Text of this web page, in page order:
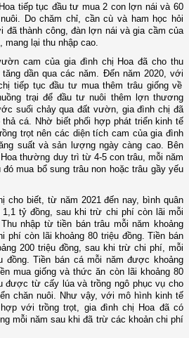
tiếp tục đầu tư mua 2 con lợn nái và 60
Do chăm chỉ, cần cù và ham học hỏi
đã thành công, đàn lợn nái và gia cầm của
, mang lại thu nhập cao.
cam của gia đình chị Hoa đã cho thu
dần qua các năm. Đến năm 2020, với
tiếp tục đầu tư mua thêm trâu giống về
trại để đầu tư nuôi thêm lợn thương
suối chảy qua đất vườn, gia đình chị đã
thả cá. Nhờ biết phối hợp phát triển kinh tế
trọt nên các diện tích cam của gia đình
suất và sản lượng ngày càng cao. Bên
thường duy trì từ 4-5 con trâu, mỗi năm
mua bổ sung trâu non hoặc trâu gầy yếu
cho biết, từ năm 2021 đến nay, bình quân
tỷ đồng, sau khi trừ chi phí còn lãi mỗi
nhập từ tiền bán trâu mỗi năm khoảng
phí còn lãi khoảng 80 triệu đồng. Tiền bán
200 triệu đồng, sau khi trừ chi phí, mỗi
đồng. Tiền bán cá mỗi năm được khoảng
mua giống và thức ăn còn lãi khoảng 80
được từ cấy lúa và trồng ngô phục vụ cho
chăn nuôi. Như vậy, với mô hình kinh tế
với trồng trọt, gia đình chị Hoa đã có
mỗi năm sau khi đã trừ các khoản chi phí